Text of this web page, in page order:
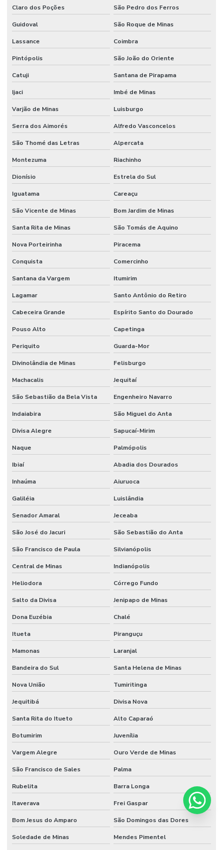
Claro dos Poções São Pedro dos Ferros
Guidoval São Roque de Minas
Lassance Coimbra
Pintópolis São João do Oriente
Catuji Santana de Pirapama
Ijaci Imbé de Minas
Varjão de Minas Luisburgo
Serra dos Aimorés Alfredo Vasconcelos
São Thomé das Letras Alpercata
Montezuma Riachinho
Dionísio Estrela do Sul
Iguatama Careaçu
São Vicente de Minas Bom Jardim de Minas
Santa Rita de Minas São Tomás de Aquino
Nova Porteirinha Piracema
Conquista Comercinho
Santana da Vargem Itumirim
Lagamar Santo Antônio do Retiro
Cabeceira Grande Espírito Santo do Dourado
Pouso Alto Capetinga
Periquito Guarda-Mor
Divinolândia de Minas Felisburgo
Machacalis Jequitaí
São Sebastião da Bela Vista Engenheiro Navarro
Indaiabira São Miguel do Anta
Divisa Alegre Sapucaí-Mirim
Naque Palmópolis
Ibiaí Abadia dos Dourados
Inhaúma Aiuruoca
Galiléia Luislândia
Senador Amaral Jeceaba
São José do Jacuri São Sebastião do Anta
São Francisco de Paula Silvianópolis
Central de Minas Indianópolis
Heliodora Córrego Fundo
Salto da Divisa Jenipapo de Minas
Dona Euzébia Chalé
Itueta Piranguçu
Mamonas Laranjal
Bandeira do Sul Santa Helena de Minas
Nova União Tumiritinga
Jequitibá Divisa Nova
Santa Rita do Itueto Alto Caparaó
Botumirim Juvenília
Vargem Alegre Ouro Verde de Minas
São Francisco de Sales Palma
Rubelita Barra Longa
Itaverava Frei Gaspar
Bom Jesus do Amparo São Domingos das Dores
Soledade de Minas Mendes Pimentel